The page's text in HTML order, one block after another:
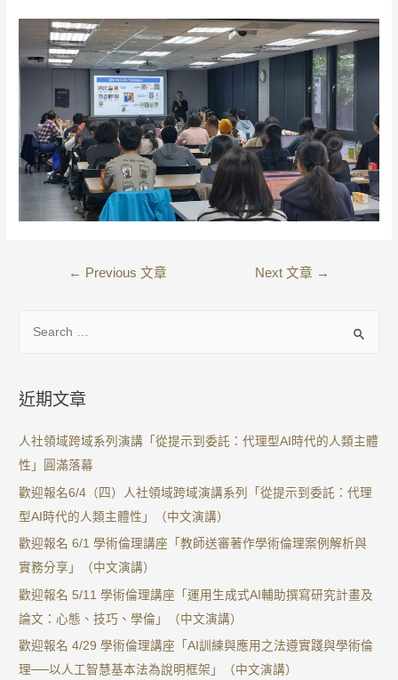
← Previous 文章 Next 文章 →
近期文章
人社領域跨域系列演講「從提示到委託：代理型AI時代的人類主體
性」圓滿落幕
歡迎報名6/4（四）人社領域跨域演講系列「從提示到委託：代理
型AI時代的人類主體性」（中文演講）
歡迎報名 6/1 學術倫理講座「教師送審著作學術倫理案例解析與
實務分享」（中文演講）
歡迎報名 5/11 學術倫理講座「運用生成式AI輔助撰寫研究計畫及
論文：心態、技巧、學倫」（中文演講）
歡迎報名 4/29 學術倫理講座「AI訓練與應用之法遵實踐與學術倫
理──以人工智慧基本法為說明框架」（中文演講）